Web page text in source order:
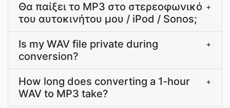
Θα παίξει το MP3 στο στερεοφωνικό
του αυτοκινήτου μου / iPod / Sonos;
+
Is my WAV file private during
conversion?
+
How long does converting a 1-hour
WAV to MP3 take?
+